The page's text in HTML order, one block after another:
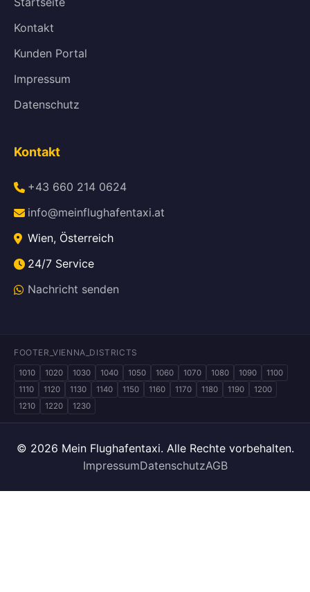
Kontakt
Kunden Portal
Impressum
Datenschutz
Kontakt
+43 660 214 0624
info@meinflughafentaxi.at
Wien, Österreich
24/7 Service
Nachricht senden
FOOTER_VIENNA_DISTRICTS
1010 1020 1030 1040 1050 1060 1070 1080 1090
1100
1110
1120 1130 1140 1150 1160 1170 1180 1190
1200
1210
1220 1230
© 2026 Mein Flughafentaxi. Alle Rechte vorbehalten.
ImpressumDatenschutzAGB